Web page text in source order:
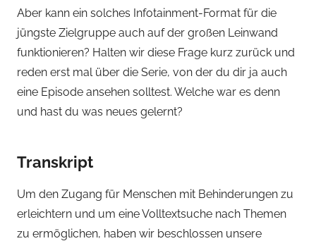
Aber kann ein solches Infotainment-Format für die
jüngste Zielgruppe auch auf der großen Leinwand
funktionieren? Halten wir diese Frage kurz zurück und
reden erst mal über die Serie, von der du dir ja auch
eine Episode ansehen solltest. Welche war es denn
und hast du was neues gelernt?
Transkript
Um den Zugang für Menschen mit Behinderungen zu
erleichtern und um eine Volltextsuche nach Themen
zu ermöglichen, haben wir beschlossen unsere